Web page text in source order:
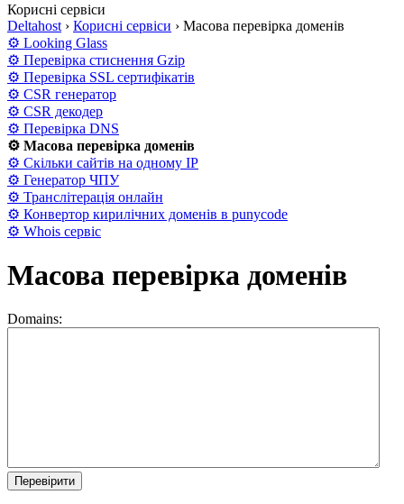
Корисні сервіси
Deltahost › Корисні сервіси › Масова перевірка доменів
⚙ Looking Glass
⚙ Перевірка стиснення Gzip
⚙ Перевірка SSL сертифікатів
⚙ CSR генератор
⚙ CSR декодер
⚙ Перевірка DNS
⚙ Масова перевірка доменів
⚙ Скільки сайтів на одному IP
⚙ Генератор ЧПУ
⚙ Транслітерація онлайн
⚙ Конвертор кирилічних доменів в punycode
⚙ Whois сервіс
Масова перевірка доменів
Domains: